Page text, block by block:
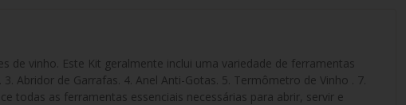
vinho. Este Kit geralmente inclui uma variedade de ferramentas
Abridor de Garrafas. 4. Anel Anti-Gotas. 5. Termômetro de Vinho . 7.
todas as ferramentas essenciais necessárias para abrir, servir e